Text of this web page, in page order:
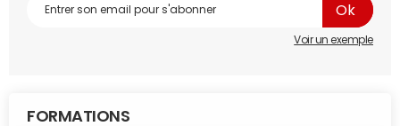
Voir un exemple
FORMATIONS